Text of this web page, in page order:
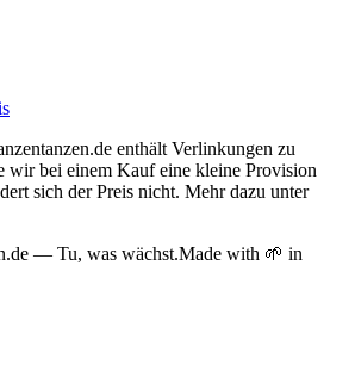
enthält Verlinkungen zu
wir bei einem Kauf eine kleine Provision
sich der Preis nicht. Mehr dazu unter
— Tu, was wächst.Made with 🌱 in